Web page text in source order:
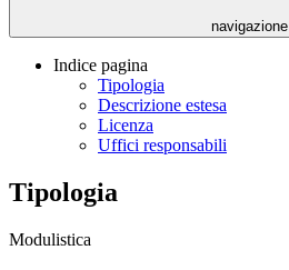
navigazione
Indice pagina
Tipologia
Descrizione estesa
Licenza
Uffici responsabili
Tipologia
Modulistica